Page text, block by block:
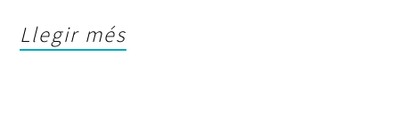
Llegir més